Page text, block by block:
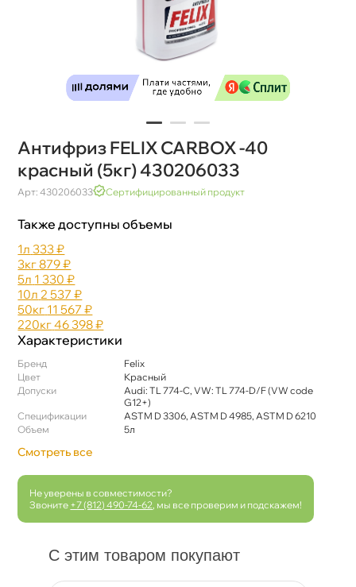
Антифриз FELIX CARBOX -40
красный (5кг) 430206033
Арт: 430206033 Сертифицированный продукт
Также доступны объемы
1л 333 ₽
3к879 ₽
5л 1 330 ₽
10л 2 537 ₽
50к 11 567 ₽
220к46 398 ₽
Характеристики
Бренд
Felix
Цвет
Красный
Допуски
Audi: TL 774-C, VW: TL 774-D/F (VW code
G12+)
Спецификации
ASTM D 3306, ASTM D 4985, ASTM D 6210
Объем
5л
Смотреть все
Не уверены в совместимости?
Звоните +7 (812) 490-74-62 , мы все проверим и подскажем!
С этим товаром покупают